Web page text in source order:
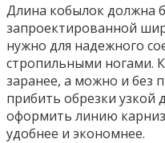
Длина кобылок должна
запроектированной
нужно для надежного
стропильными ногами.
заранее, а можно и без
прибить обрезки узкой
оформить линию
удобнее и экономнее.